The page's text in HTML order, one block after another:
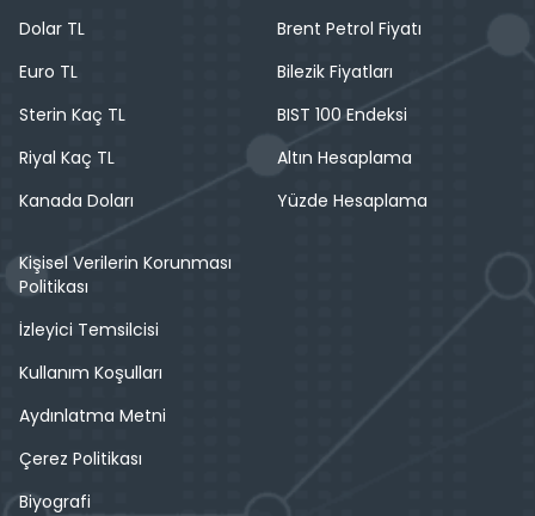
Dolar TL
Euro TL
Sterin Kaç TL
Riyal Kaç TL
Kanada Doları
Brent Petrol Fiyatı
Bilezik Fiyatları
BIST 100 Endeksi
Altın Hesaplama
Yüzde Hesaplama
Kişisel Verilerin Korunması
Politikası
İzleyici Temsilcisi
Kullanım Koşulları
Aydınlatma Metni
Çerez Politikası
Biyografi